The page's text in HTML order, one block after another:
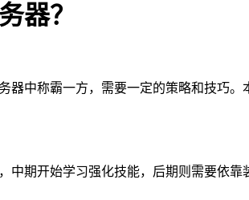
器？
中称霸一方，需要一定的策略和技巧
期开始学习强化技能，后期则需要依